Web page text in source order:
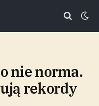
nie norma.
rekordy